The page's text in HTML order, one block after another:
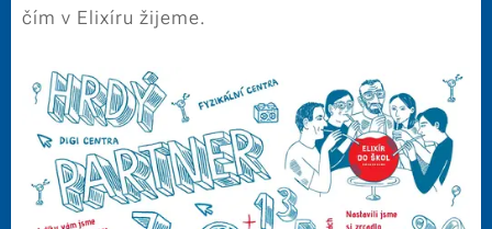
čím v Elixíru žijeme.